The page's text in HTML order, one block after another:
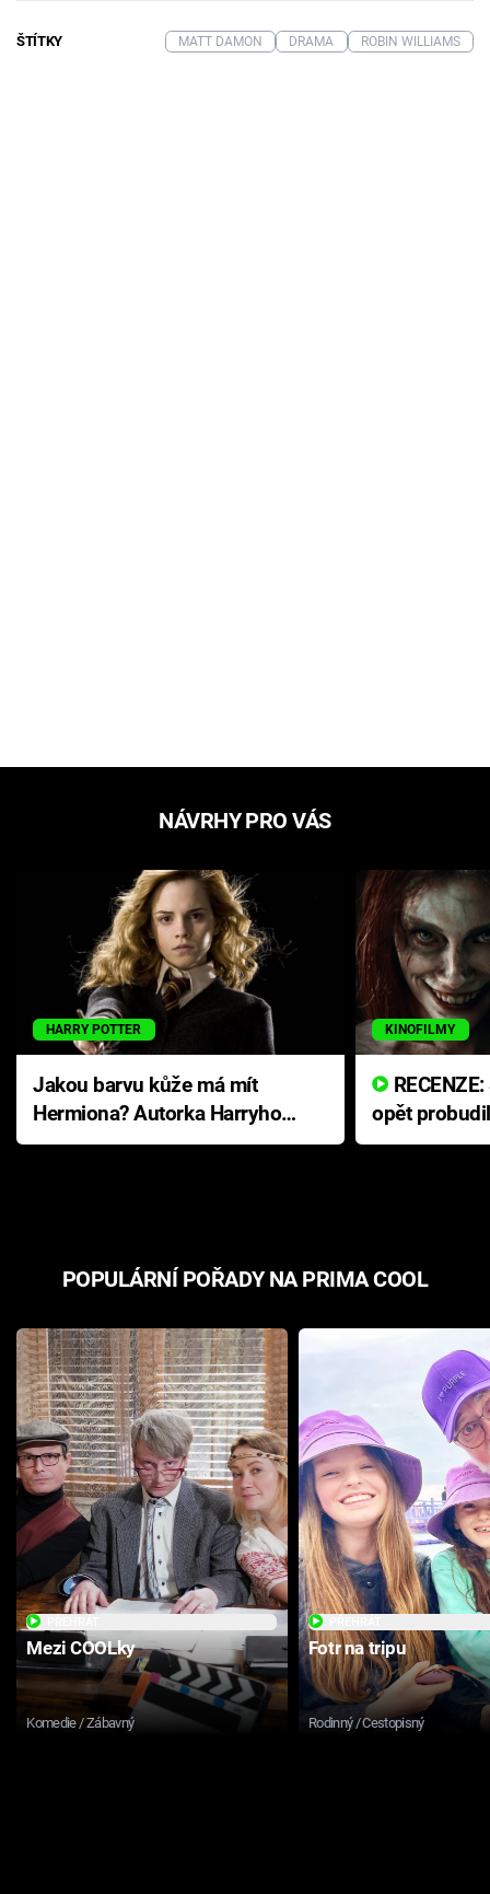
ŠTÍTKY MATT DAMON DRAMA ROBIN WILLIAMS
NÁVRHY PRO VÁS
HARRY POTTER
Jakou barvu kůže má mít
Hermiona? Autorka Harryho
Pottera přišla s ráznou
KINOFILMY
opět
přichází s
POPULÁRNÍ POŘADY NA PRIMA COOL
Mezi COOLky
Komedie / Zábavný
Fotr na tripu
Rodinný / Cestopisný